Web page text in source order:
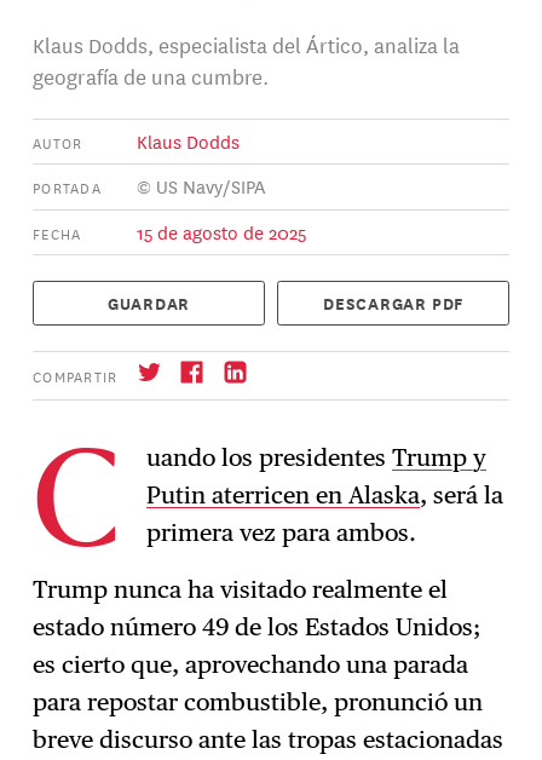
Klaus Dodds, especialista del Ártico, analiza la
geografía de una cumbre.
AUTOR Klaus Dodds
PORTADA © US Navy/SIPA
FECHA 15 de agosto de 2025
GUARDAR DESCARGAR PDF
COMPARTIR
→ Suscríbase
C uando los presidentesTrump y
Putin aterricen en Alaska, será la
primera vez para ambos.
Trump nunca ha visitado realmente el
estado número 49 de los Estados Unidos;
es cierto que, aprovechando una parada
para repostar combustible, pronunció un
breve discurso ante las tropas estacionadas